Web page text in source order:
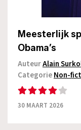
Meesterlijk
Obama’s
AuteurAlain
CategorieNon-
30 MAART 2026